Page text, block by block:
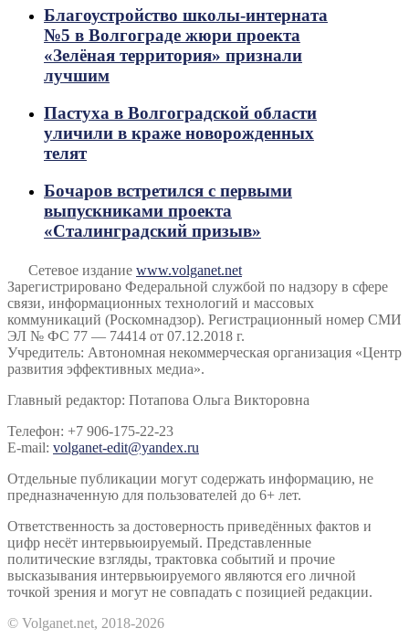
Благоустройство школы-интерната
№5 в Волгограде жюри проекта
«Зелёная территория» признали
лучшим
Пастуха в Волгоградской области
уличили в краже новорожденных
телят
Бочаров встретился с первыми
выпускниками проекта
«Сталинградский призыв»
Сетевое издание www.volganet.net
Зарегистрировано Федеральной службой по надзору в сфере
связи, информационных технологий и массовых
коммуникаций (Роскомнадзор). Регистрационный номер СМИ
ЭЛ № ФС 77 — 74414 от 07.12.2018 г.
Учредитель: Автономная некоммерческая организация «Центр
развития эффективных медиа».
Главный редактор: Потапова Ольга Викторовна
Телефон: +7 906-175-22-23
E-mail: volganet-edit@yandex.ru
Отдельные публикации могут содержать информацию, не
предназначенную для пользователей до 6+ лет.
Ответственность за достоверность приведённых фактов и
цифр несёт интервьюируемый. Представленные
политические взгляды, трактовка событий и прочие
высказывания интервьюируемого являются его личной
точкой зрения и могут не совпадать с позицией редакции.
© Volganet.net, 2018-2026